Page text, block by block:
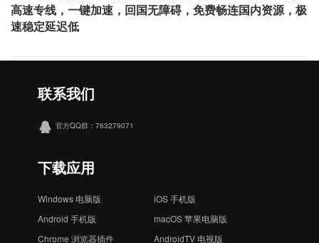
⾼速专线，⼀键加速，回国⽆障碍，免费畅连国内资源，极
速稳定延迟低
联系我们
官方QQ群：763279071
下载应用
Windows 电脑版
iOS 手机版
Android 手机版
macOS 苹果电脑版
Chrome 浏览器插件
AndroidTV 电视版